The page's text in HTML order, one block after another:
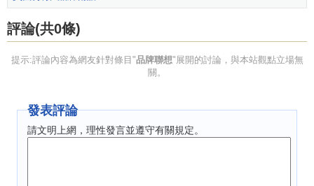
其實，很多品牌背後都有一個精彩的故事。甚至可以
說，一個成功的品牌就是由無數個感人至深的故事所構成
的，沒有故事就沒有品牌。但遺憾的是，本土企業尚未真正
在每一個品牌接觸點
遞給消費者。
評論(共0條)
提示:評論內容為網友針對條目"品牌聯想"展開的討論，與本站觀點立場無
關。
發表評論
請文明上網，理性發言並遵守有關規定。